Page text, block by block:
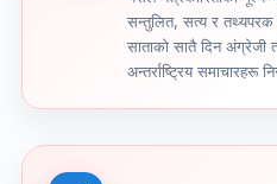
सन्तुलित, सत्य र तथ्यपरक
साताको सातै दिन अंग्रेजी
अन्तर्राष्ट्रिय समाचारहरू